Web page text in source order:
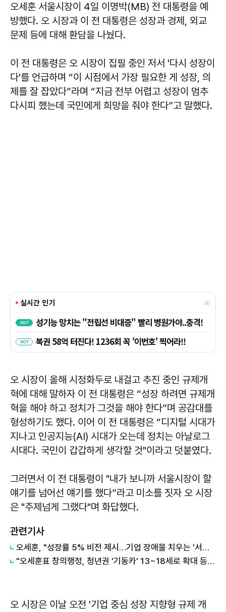
오세훈 서울시장이 4일 이명박(MB) 전 대통령을 예
방했다. 오 시장과 이 전 대통령은 성장과 경제, 외교
문제 등에 대해 환담을 나눴다.
이 전 대통령은 오 시장이 집필 중인 저서 '다시 성장이
다'를 언급하며 “이 시점에서 가장 필요한 게 성장, 의
제를 잘 잡았다”라며 “지금 전부 어렵고 성장이 멈추
다시피 했는데 국민에게 희망을 줘야 한다”고 말했다.
오 시장이 올해 시정화두로 내걸고 추진 중인 규제개
혁에 대해 말하자 이 전 대통령은 “성장 하려면 규제개
혁을 해야 하고 정치가 그것을 해야 한다”며 공감대를
형성하기도 했다. 이어 이 전 대통령은 “디지털 시대가
지나고 인공지능(AI) 시대가 오는데 정치는 아날로그
시대다. 국민이 갑갑하게 생각할 것"이라고 덧붙였다.
그러면서 이 전 대통령이 "내가 보니까 서울시장이 할
얘기를 넘어선 얘기를 했다”라고 미소를 짓자 오 시장
은 "주제넘게 그랬다"며 화답했다.
관련기사
오세훈, "성장률 5% 비전 제시…기업 장애물 치우는 '서비스 정부' 돼야"
"오세훈표 창의행정, 청년권 '기동카' 13~18세로 확대 등 10건 선정"
오 시장은 이날 오전 '기업 중심 성장 지향형 규제 개